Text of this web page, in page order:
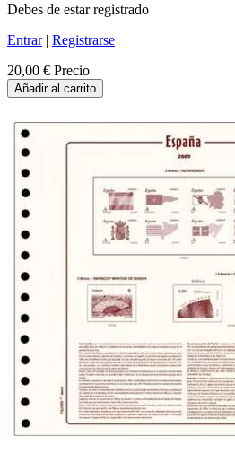
Debes de estar registrado
Entrar| Registrarse
20,00 € Precio
Añadir al carrito